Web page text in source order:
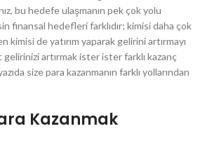
bu hedefe ulaşmanın pek çok yolu
finansal hedefleri farklıdır; kimisi daha çok
de yatırım yaparak gelirini artırmayı
artırmak ister ister farklı kazanç
size para kazanmanın farklı yollarından
Kazanmak